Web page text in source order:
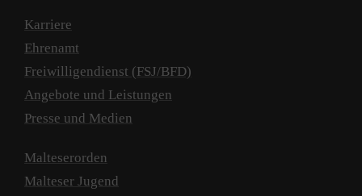
Karriere
Ehrenamt
Freiwilligendienst (FSJ/BFD)
Angebote und Leistungen
Presse und Medien
Malteserorden
Malteser Jugend